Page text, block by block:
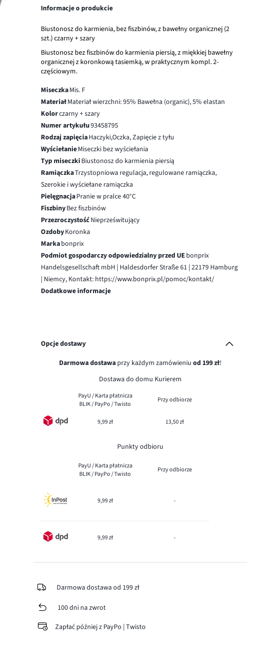
Informacje o produkcie
Biustonosz do karmienia, bez fiszbinów, z bawełny organicznej (2
szt.) czarny + szary
Biustonosz bez fiszbinów do karmienia piersią, z miękkiej bawełny
organicznej z koronkową tasiemką, w praktycznym kompl. 2-
częściowym.
MiseczkaMis. F
MateriałMateriał wierzchni: 95% Bawełna (organic), 5% elastan
Kolorczarny + szary
Numer artykułu93458795
Rodzaj zapięciaHaczyki,Oczka, Zapięcie z tyłu
WyściełanieMiseczki bez wyściełania
Typ miseczki Biustonosz do karmienia piersią
RamiączkaTrzystopniowa regulacja, regulowane ramiączka,
Szerokie i wyściełane ramiączka
PielęgnacjaPranie w pralce 40°C
FiszbinyBez fiszbinów
PrzezroczystośćNieprześwitujący
OzdobyKoronka
Markabonprix
Podmiot gospodarczy odpowiedzialny przed UE bonprix
Handelsgesellschaft mbH | Haldesdorfer Straße 61 | 22179 Hamburg
| Niemcy, Kontakt: https://www.bonprix.pl/pomoc/kontakt/
Dodatkowe informacje
Opcje dostawy
Darmowa dostawaprzy każdym zamówieniu od 199 zł!
Dostawa do domu Kurierem
PayU / Karta płatnicza
BLIK / PayPo / Twisto
Przy odbiorze
9,99 zł 13,50 zł
Punkty odbioru
PayU / Karta płatnicza
BLIK / PayPo / Twisto
Przy odbiorze
9,99 zł -
9,99 zł -
Darmowa dostawa od 199 zł
100 dni na zwrot
Zapłać później z PayPo | Twisto